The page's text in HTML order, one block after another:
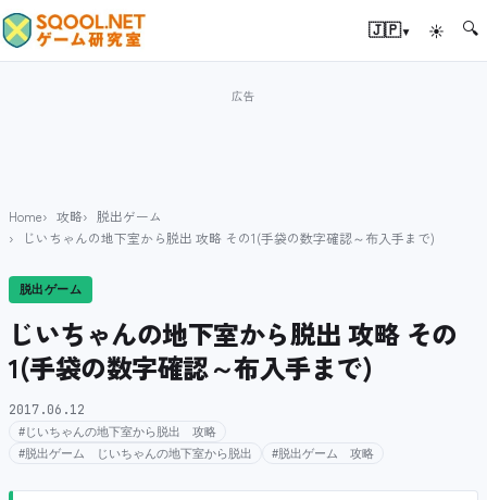
🇯🇵▾ ☀ 🔍
Home 攻略
脱出ゲーム
じいちゃんの地下室から脱出 攻略 その1(手袋の数字確認～布入手まで)
脱出ゲーム
じいちゃんの地下室から脱出 攻略 その
1(手袋の数字確認～布入手まで)
2017.06.12
#じいちゃんの地下室から脱出 攻略
#脱出ゲーム じいちゃんの地下室から脱出
#脱出ゲーム 攻略